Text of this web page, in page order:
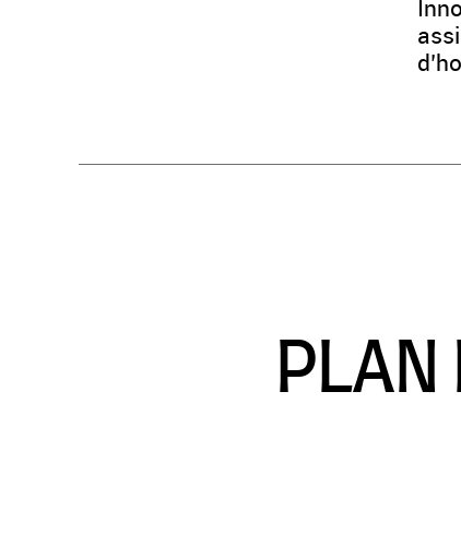
PLAN